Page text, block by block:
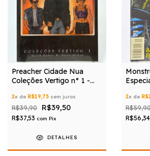
Preacher Cidade Nua
Coleções Vertigo n° 1 -
Editora
2x de R$19,75 sem juros
R$39,90 R$39,50
R$37,53 com Pix
DETALHES
2x de
R$56,34